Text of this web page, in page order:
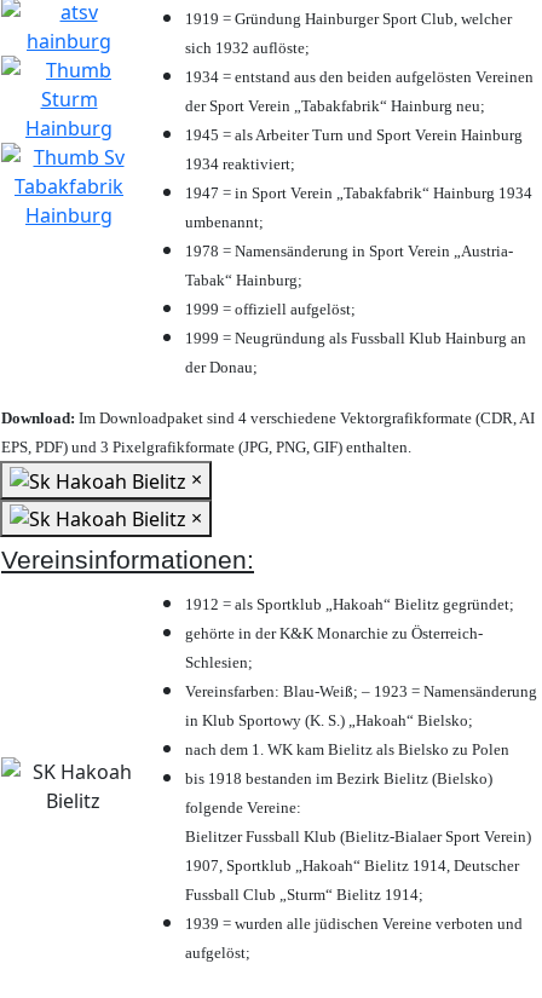
1919 = Gründung Hainburger Sport Club, welcher
sich 1932 auflöste;
1934 = entstand aus den beiden aufgelösten Vereinen
der Sport Verein „Tabakfabrik“ Hainburg neu;
1945 = als Arbeiter Turn und Sport Verein Hainburg
1934 reaktiviert;
1947 = in Sport Verein „Tabakfabrik“ Hainburg 1934
umbenannt;
1978 = Namensänderung in Sport Verein „Austria-
Tabak“ Hainburg;
1999 = offiziell aufgelöst;
1999 = Neugründung als Fussball Klub Hainburg an
der Donau;
Download: Im Downloadpaket sind 4 verschiedene Vektorgrafikformate (CDR, AI
EPS, PDF) und 3 Pixelgrafikformate (JPG, PNG, GIF) enthalten.
×
×
Vereinsinformationen:
1912 = als Sportklub „Hakoah“ Bielitz gegründet;
gehörte in der K&K Monarchie zu Österreich-
Schlesien;
Vereinsfarben: Blau-Weiß; – 1923 = Namensänderung
in Klub Sportowy (K. S.) „Hakoah“ Bielsko;
nach dem 1. WK kam Bielitz als Bielsko zu Polen
bis 1918 bestanden im Bezirk Bielitz (Bielsko)
folgende Vereine:
Bielitzer Fussball Klub (Bielitz-Bialaer Sport Verein)
1907, Sportklub „Hakoah“ Bielitz 1914, Deutscher
Fussball Club „Sturm“ Bielitz 1914;
1939 = wurden alle jüdischen Vereine verboten und
aufgelöst;